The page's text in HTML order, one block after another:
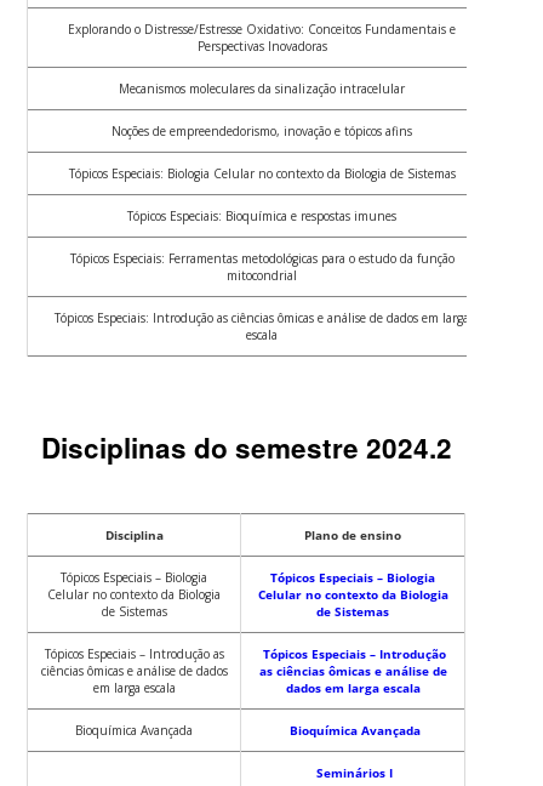
Explorando o Distresse/Estresse Oxidativo: Conceitos Fundamentais e
Perspectivas Inovadoras
Mecanismos moleculares da sinalização intracelular
Noções de empreendedorismo, inovação e tópicos afins
Tópicos Especiais: Biologia Celular no contexto da Biologia de Sistemas
Tópicos Especiais: Bioquímica e respostas imunes
Tópicos Especiais: Ferramentas metodológicas para o estudo da função
mitocondrial
Tópicos Especiais: Introdução as ciências ômicas e análise de dados em larga
escala
Disciplinas do semestre 2024.2
Disciplina Plano de ensino
Tópicos Especiais – Biologia
Celular no contexto da Biologia
de Sistemas
Tópicos Especiais – Biologia
Celular no contexto da Biologia
de Sistemas
Tópicos Especiais – Introdução as
ciências ômicas e análise de dados
em larga escala
Tópicos Especiais – Introdução
as ciências ômicas e análise de
dados em larga escala
Bioquímica Avançada Bioquímica Avançada
Seminários I